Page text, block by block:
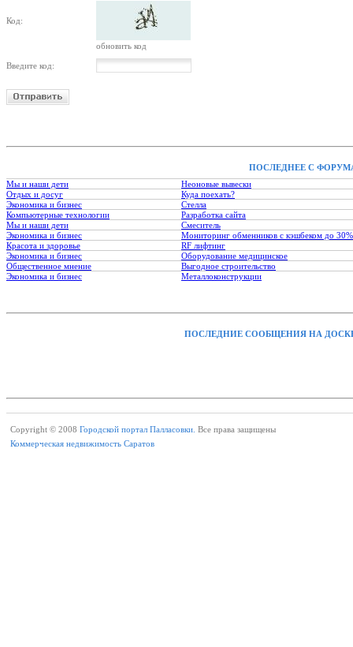
Код:
обновить код
Введите код:
ПОСЛЕДНЕЕ С
Мы и наши дети
Неоновые вывески
Отдых и досуг
Куда поехать?
Экономика и бизнес
Стелла
Компьютерные технологии
Разработка сайта
Мы и наши дети
Смеситель
Экономика и бизнес
Мониторинг обменников с кэшбеком до 30%
Красота и здоровье
RF лифтинг
Экономика и бизнес
Оборудование медицинское
Общественное мнение
Выгодное строительство
Экономика и бизнес
Металлоконструкции
ПОСЛЕДНИЕ СООБЩЕНИЯ НА
Copyright © 2008 Городской портал Палласовки. Все права защищены
Коммерческая недвижимость Саратов